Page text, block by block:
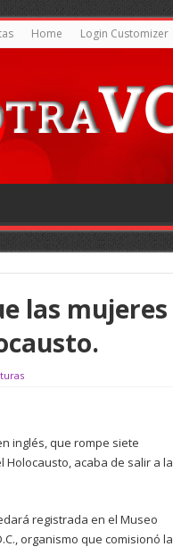
Home Login Customizer
las mujeres
inglés, que rompe siete
acaba de salir a la
registrada en el Museo
organismo que comisionó la